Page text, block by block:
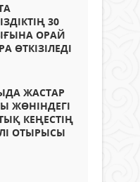
30
ОРАЙ
ӨТКІЗІЛЕДІ
ЖАСТАР
ЖӨНІНДЕГІ
КЕҢЕСТІҢ
ОТЫРЫСЫ